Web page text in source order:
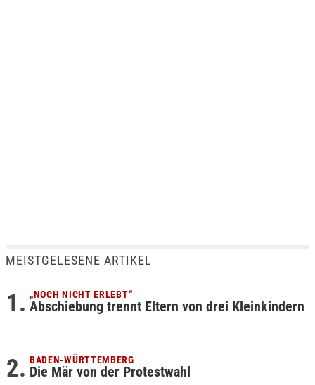
MEISTGELESENE ARTIKEL
„NOCH NICHT ERLEBT“
Abschiebung trennt Eltern von drei Kleinkindern
BADEN-WÜRTTEMBERG
Die Mär von der Protestwahl